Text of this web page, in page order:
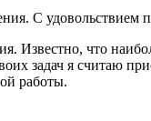
С удовольствием
Известно, что
задач я считаю
работы.